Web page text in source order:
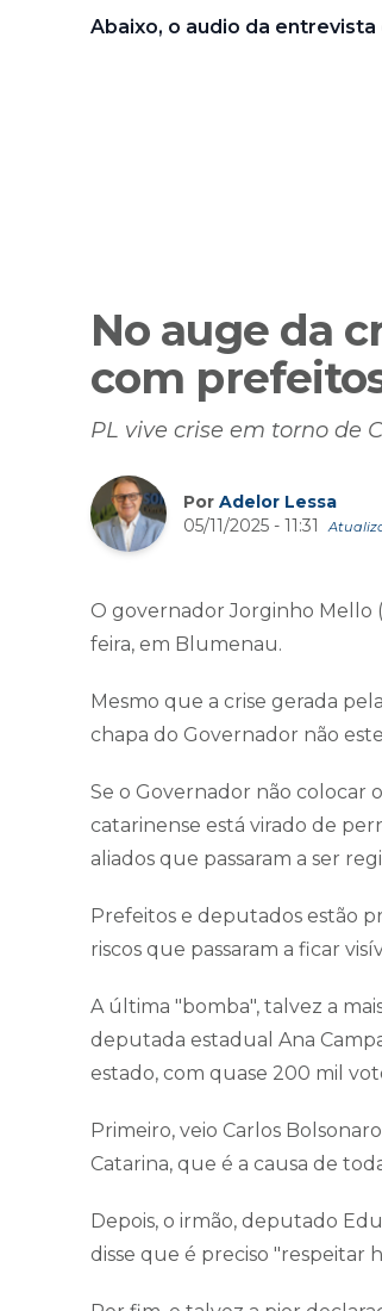
Abaixo, o audio da
No auge da
com
PL vive crise em torno de
Por Adelor Lessa
05/11/2025 - 11:31
O governador Jorginho Mello
feira, em Blumenau.
Mesmo que a crise gerada
chapa do Governador não
Se o Governador não colocar
catarinense está virado de
aliados que passaram a ser
Prefeitos e deputados estão
riscos que passaram a ficar
A última "bomba", talvez a
deputada estadual Ana
estado, com quase 200 mil
Primeiro, veio Carlos
Catarina, que é a causa de
Depois, o irmão, deputado
disse que é preciso "respeitar